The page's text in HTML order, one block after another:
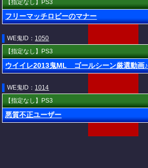
【指定なし】PS3
フリーマッチロビーのマナー
WE鬼ID： 1050
【指定なし】PS3
ウイイレ2013鬼ML ゴールシーン厳選動画♪
WE鬼ID： 1014
【指定なし】PS3
悪質不正ユーザー